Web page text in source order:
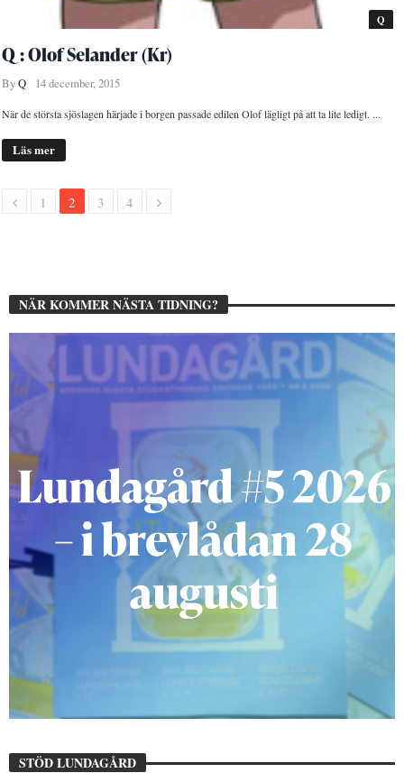
Q
Q : Olof Selander (Kr)
ByQ 14 december, 2015
När de största sjöslagen härjade i borgen passade edilen Olof lägligt på att ta lite ledigt. ...
Läs mer
1 2 3 4
NÄR KOMMER NÄSTA TIDNING?
STÖD LUNDAGÅRD